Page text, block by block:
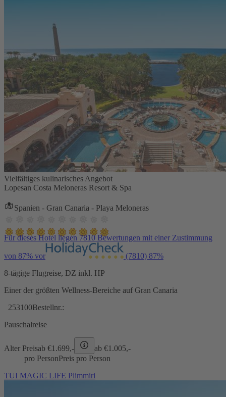
Vielfältiges kulinarisches Angebot
Lopesan Costa Meloneras Resort & Spa
Spanien - Gran Canaria - Playa Meloneras
Für dieses Hotel liegen 7810 Bewertungen mit einer Zustimmung
von 87% vor (7810) 87%
8-tägige Flugreise, DZ inkl. HP
Einer der größten Wellness-Bereiche auf Gran Canaria
253100Bestellnr.:
Pauschalreise
Alter Preisab €1.699,- ab €1.005,-
pro PersonPreis pro Person
TUI MAGIC LIFE Plimmiri